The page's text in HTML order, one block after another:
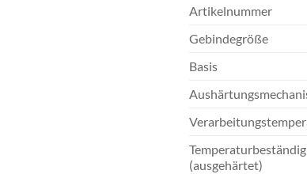
Artikelnummer
Gebindegröße
Basis
(ausgehärtet)